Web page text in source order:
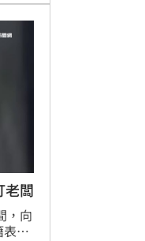
關
闆
，向
演